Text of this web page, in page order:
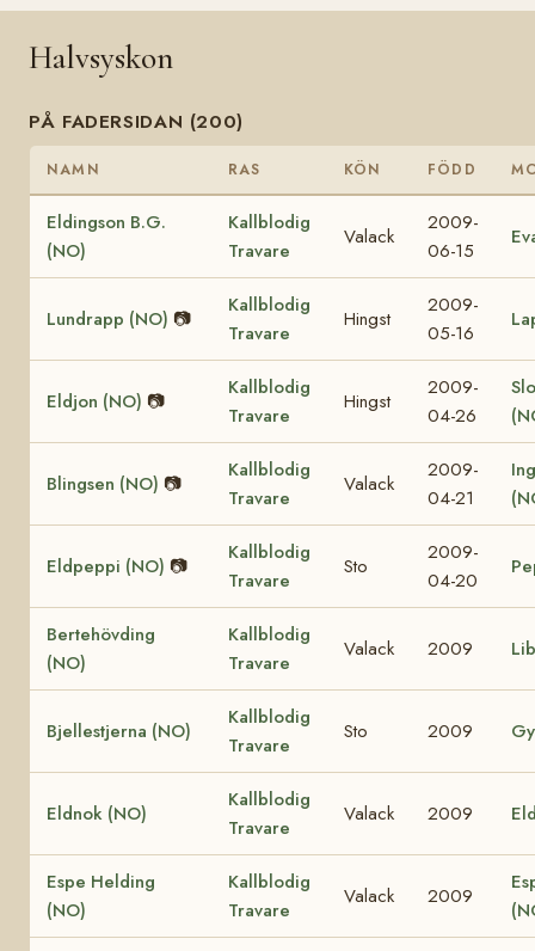
Halvsyskon
PÅ FADERSIDAN (200)
NAMN RAS KÖN FÖDD
Eldingson B.G.
(NO)
Kallblodig
Travare
Valack
2009-
06-15
Lundrapp (NO) 📷
Kallblodig
Travare
Hingst
2009-
05-16
Eldjon (NO) 📷
Kallblodig
Travare
Hingst
2009-
04-26
Blingsen (NO) 📷
Kallblodig
Travare
Valack
2009-
04-21
Eldpeppi (NO) 📷
Kallblodig
Travare
Sto
2009-
04-20
Bertehövding
(NO)
Kallblodig
Travare
Valack 2009
Bjellestjerna (NO)
Kallblodig
Travare
Sto 2009
Eldnok (NO)
Kallblodig
Travare
Valack 2009
Espe Helding
(NO)
Kallblodig
Travare
Valack 2009